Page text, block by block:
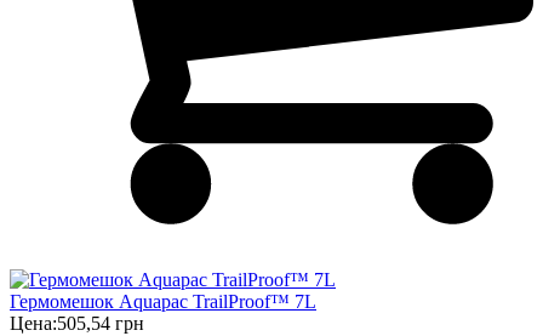
Гермомешок Aquapac TrailProof™ 7L
Цена:505,54 грн